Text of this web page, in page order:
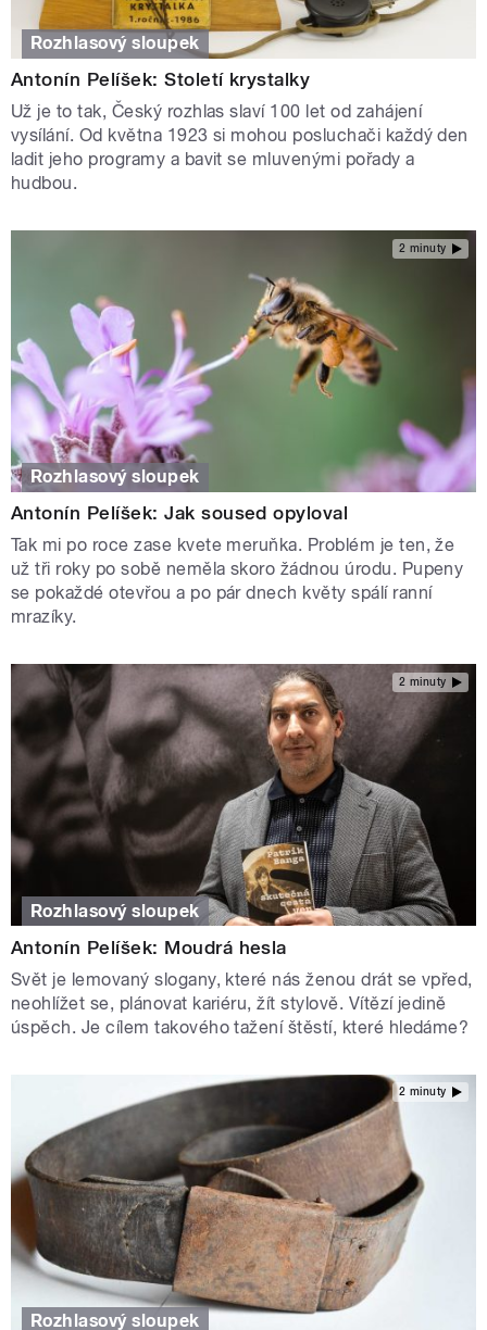
Rozhlasový sloupek
Antonín Pelíšek: Století krystalky
Už je to tak, Český rozhlas slaví 100 let od zahájení
vysílání. Od května 1923 si mohou posluchači každý den
ladit jeho programy a bavit se mluvenými pořady a
hudbou.
2 minuty
Rozhlasový sloupek
Antonín Pelíšek: Jak soused opyloval
Tak mi po roce zase kvete meruňka. Problém je ten, že
už tři roky po sobě neměla skoro žádnou úrodu. Pupeny
se pokaždé otevřou a po pár dnech květy spálí ranní
mrazíky.
2 minuty
Rozhlasový sloupek
Antonín Pelíšek: Moudrá hesla
Svět je lemovaný slogany, které nás ženou drát se vpřed,
neohlížet se, plánovat kariéru, žít stylově. Vítězí jedině
úspěch. Je cílem takového tažení štěstí, které hledáme?
2 minuty
Rozhlasový sloupek